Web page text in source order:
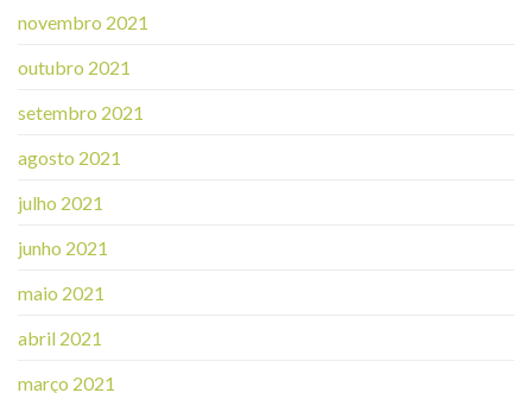
novembro 2021
outubro 2021
setembro 2021
agosto 2021
julho 2021
junho 2021
maio 2021
abril 2021
março 2021